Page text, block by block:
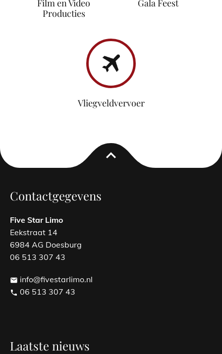
Film en Video
Producties
Gala Feest
Vliegveldvervoer
expand_less
Contactgegevens
Five Star Limo
Eekstraat 14
6984 AG Doesburg
06 513 307 43
email info@fivestarlimo.nl
phone 06 513 307 43
Laatste nieuws